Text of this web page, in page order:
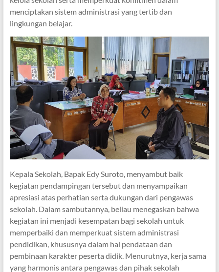
menciptakan sistem administrasi yang tertib dan
lingkungan belajar.
Kepala Sekolah, Bapak Edy Suroto, menyambut baik
kegiatan pendampingan tersebut dan menyampaikan
apresiasi atas perhatian serta dukungan dari pengawas
sekolah. Dalam sambutannya, beliau menegaskan bahwa
kegiatan ini menjadi kesempatan bagi sekolah untuk
memperbaiki dan memperkuat sistem administrasi
pendidikan, khususnya dalam hal pendataan dan
pembinaan karakter peserta didik. Menurutnya, kerja sama
yang harmonis antara pengawas dan pihak sekolah